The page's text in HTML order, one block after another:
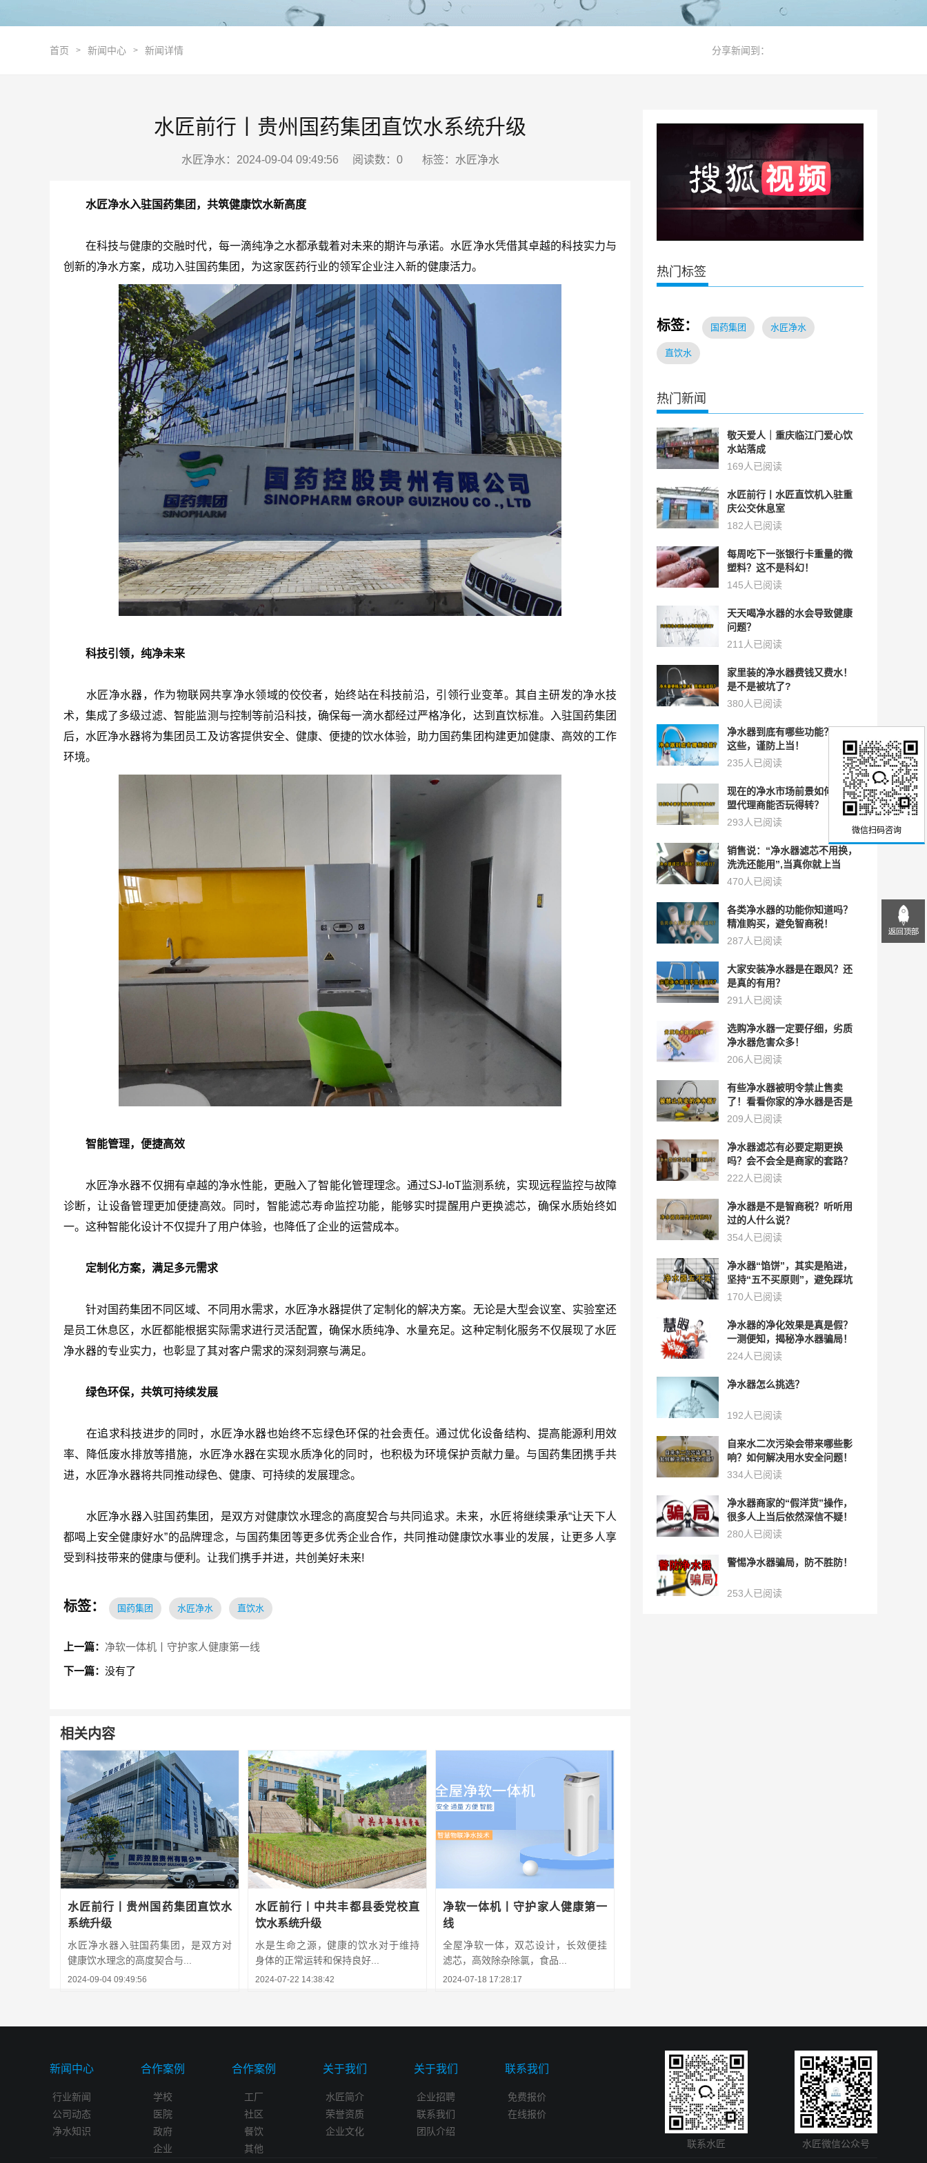
首页 > 新闻中心 > 新闻详情 分享新闻到：
水匠前行丨贵州国药集团直饮水系统升级
水匠净水：2024-09-04 09:49:56 阅读数： 0标签：水匠净水
水匠净水入驻国药集团，共筑健康饮水新高度
在科技与健康的交融时代，每一滴纯净之水都承载着对未来的期许与承诺。水匠净水凭借其卓越的科技实力与
创新的净水方案，成功入驻国药集团，为这家医药行业的领军企业注入新的健康活力。
科技引领，纯净未来
水匠净水器，作为物联网共享净水领域的佼佼者，始终站在科技前沿，引领行业变革。其自主研发的净水技
术，集成了多级过滤、智能监测与控制等前沿科技，确保每一滴水都经过严格净化，达到直饮标准。入驻国药集团
后，水匠净水器将为集团员工及访客提供安全、健康、便捷的饮水体验，助力国药集团构建更加健康、高效的工作
环境。
智能管理，便捷高效
水匠净水器不仅拥有卓越的净水性能，更融入了智能化管理理念。通过SJ-IoT监测系统，实现远程监控与故障
诊断，让设备管理更加便捷高效。同时，智能滤芯寿命监控功能，能够实时提醒用户更换滤芯，确保水质始终如
一。这种智能化设计不仅提升了用户体验，也降低了企业的运营成本。
定制化方案，满足多元需求
针对国药集团不同区域、不同用水需求，水匠净水器提供了定制化的解决方案。无论是大型会议室、实验室还
是员工休息区，水匠都能根据实际需求进行灵活配置，确保水质纯净、水量充足。这种定制化服务不仅展现了水匠
净水器的专业实力，也彰显了其对客户需求的深刻洞察与满足。
绿色环保，共筑可持续发展
在追求科技进步的同时，水匠净水器也始终不忘绿色环保的社会责任。通过优化设备结构、提高能源利用效
率、降低废水排放等措施，水匠净水器在实现水质净化的同时，也积极为环境保护贡献力量。与国药集团携手共
进，水匠净水器将共同推动绿色、健康、可持续的发展理念。
水匠净水器入驻国药集团，是双方对健康饮水理念的高度契合与共同追求。未来，水匠将继续秉承“让天下人
都喝上安全健康好水”的品牌理念，与国药集团等更多优秀企业合作，共同推动健康饮水事业的发展，让更多人享
受到科技带来的健康与便利。让我们携手并进，共创美好未来!
标签： 国药集团 水匠净水 直饮水
上一篇： 净软一体机丨守护家人健康第一线
下一篇： 没有了
相关内容
水匠前行丨贵州国药集团直饮水
系统升级
水匠净水器入驻国药集团，是双方对
健康饮水理念的高度契合与...
2024-09-04 09:49:56
水匠前行丨中共丰都县委党校直
饮水系统升级
水是生命之源，健康的饮水对于维持
身体的正常运转和保持良好...
2024-07-22 14:38:42
净软一体机丨守护家人健康第一
线
全屋净软一体，双芯设计，长效便挂
滤芯，高效除杂除氯，食品...
2024-07-18 17:28:17
热门标签
标签： 国药集团 水匠净水
直饮水
热门新闻
敬天爱人｜重庆临江门爱心饮
水站落成
169人已阅读
水匠前行丨水匠直饮机入驻重
庆公交休息室
182人已阅读
每周吃下一张银行卡重量的微
塑料？这不是科幻！
145人已阅读
天天喝净水器的水会导致健康
问题？
211人已阅读
家里装的净水器费钱又费水！
是不是被坑了?
380人已阅读
净水器到底有哪些功能？了解
这些，谨防上当！
235人已阅读
现在的净水市场前景如何？加
盟代理商能否玩得转？
293人已阅读
销售说：“净水器滤芯不用换，
洗洗还能用”,当真你就上当
了！
470人已阅读
各类净水器的功能你知道吗？
精准购买，避免智商税！
287人已阅读
大家安装净水器是在跟风？还
是真的有用？
291人已阅读
选购净水器一定要仔细，劣质
净水器危害众多！
206人已阅读
有些净水器被明令禁止售卖
了！看看你家的净水器是否是
其中之一？
209人已阅读
净水器滤芯有必要定期更换
吗？会不会全是商家的套路？
222人已阅读
净水器是不是智商税？听听用
过的人什么说？
354人已阅读
净水器“馅饼”，其实是陷进，
坚持“五不买原则”，避免踩坑
170人已阅读
净水器的净化效果是真是假？
一测便知，揭秘净水器骗局！
224人已阅读
净水器怎么挑选？
192人已阅读
自来水二次污染会带来哪些影
响？如何解决用水安全问题！
334人已阅读
净水器商家的“假洋货”操作，
很多人上当后依然深信不疑！
280人已阅读
警惕净水器骗局，防不胜防！
253人已阅读
新闻中心
行业新闻
公司动态
净水知识
合作案例
学校
医院
政府
企业
合作案例
工厂
社区
餐饮
其他
关于我们
水匠简介
荣誉资质
企业文化
关于我们
企业招聘
联系我们
团队介绍
联系我们
免费报价
在线报价
水匠微信公众号
联系水匠
微信扫码咨询